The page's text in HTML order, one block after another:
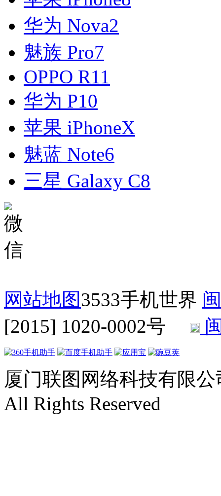
华为 Nova2
魅族 Pro7
OPPO R11
华为 P10
苹果 iPhoneX
魅蓝 Note6
三星 Galaxy C8
网站地图3533手机世界
[2015] 1020-0002号
厦门联图网络科技有限公
All Rights Reserved